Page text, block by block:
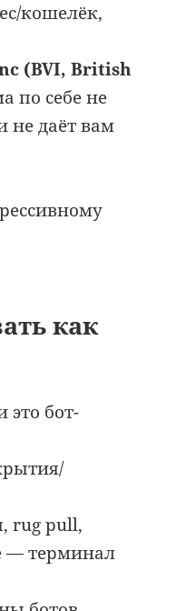
кошелёк,
(BVI, British
по себе не
не даёт вам
как
это бот-
rug pull,
— терминал